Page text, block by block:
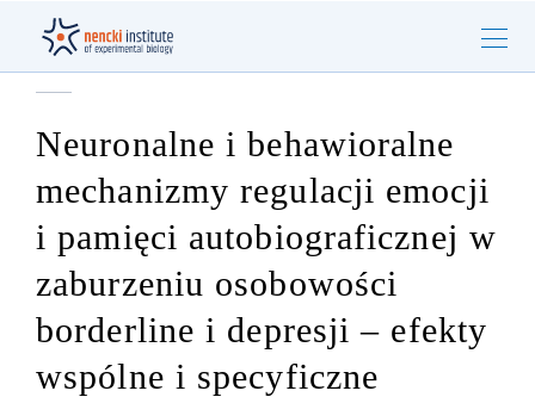
Neuronalne i behawioralne
mechanizmy regulacji emocji
i pamięci autobiograficznej w
zaburzeniu osobowości
borderline i depresji – efekty
wspólne i specyficzne